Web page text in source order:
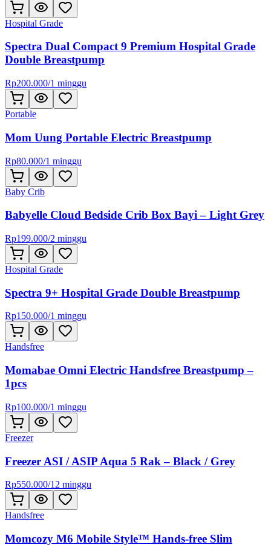
Hospital Grade
Spectra Dual Compact 9 Premium Hospital Grade
Double Breastpump
Rp200.000/1 minggu
Portable
Mom Uung Portable Electric Breastpump
Rp80.000/1 minggu
Baby Crib
Babyelle Cloud Bedside Crib Box Bayi – Light Grey
Rp199.000/2 minggu
Hospital Grade
Spectra 9+ Hospital Grade Double Breastpump
Rp150.000/1 minggu
Handsfree
Momabae Omni Electric Handsfree Breastpump –
1pcs
Rp100.000/1 minggu
Freezer
Freezer ASI / ASIP Aqua 5 Rak – Black / Grey
Rp550.000/12 minggu
Handsfree
Momcozy M6 Mobile Style™ Hands-free Slim